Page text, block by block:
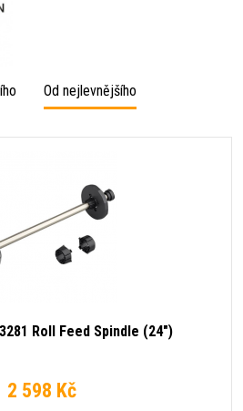
Od nejlevnějšího
Roll Feed Spindle (24")
2 598 Kč